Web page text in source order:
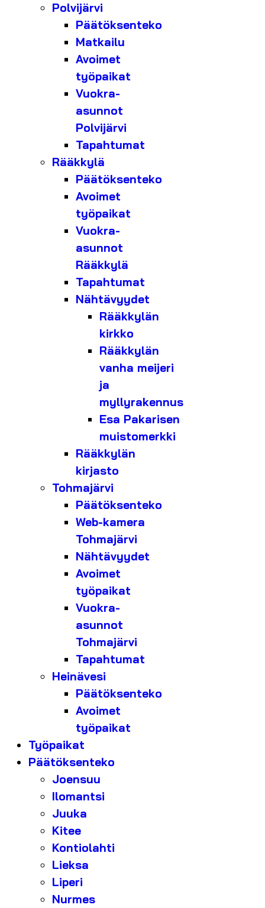
Polvijärvi
Päätöksenteko
Matkailu
Avoimet
työpaikat
Vuokra-
asunnot
Polvijärvi
Tapahtumat
Rääkkylä
Päätöksenteko
Avoimet
työpaikat
Vuokra-
asunnot
Rääkkylä
Tapahtumat
Nähtävyydet
Rääkkylän
kirkko
Rääkkylän
vanha meijeri
ja
myllyrakennus
Esa Pakarisen
muistomerkki
Rääkkylän
kirjasto
Tohmajärvi
Päätöksenteko
Web-kamera
Tohmajärvi
Nähtävyydet
Avoimet
työpaikat
Vuokra-
asunnot
Tohmajärvi
Tapahtumat
Heinävesi
Päätöksenteko
Avoimet
työpaikat
Työpaikat
Päätöksenteko
Joensuu
Ilomantsi
Juuka
Kitee
Kontiolahti
Lieksa
Liperi
Nurmes